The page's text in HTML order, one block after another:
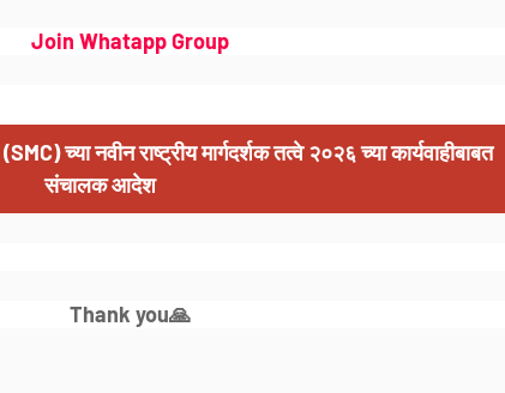
Join Whatapp Group
च्या नवीन राष्ट्रीय मार्गदर्शक तत्वे २०२६ च्या कार्यवाहीबाबत
संचालक आदेश
Thank you🙏